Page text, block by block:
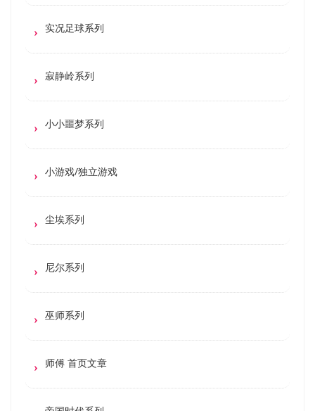
实况足球系列
寂静岭系列
小小噩梦系列
小游戏/独立游戏
尘埃系列
尼尔系列
巫师系列
师傅 首页文章